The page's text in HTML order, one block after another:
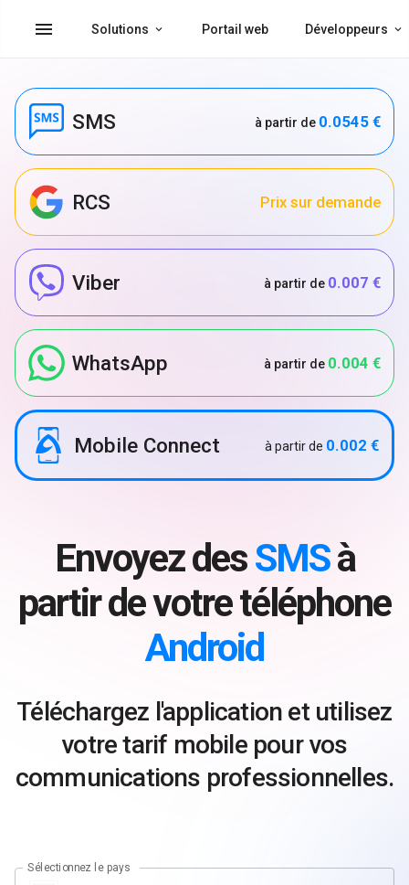
menu Solutions Portail web Développeurs
SMS à partir de 0.0545 €
RCS Prix sur demande
Viber à partir de 0.007 €
WhatsApp à partir de 0.004 €
Mobile Connect à partir de 0.002 €
Envoyez desSMSà
partir de votre téléphone
Android
Téléchargez l'application et utilisez
votre tarif mobile pour vos
communications professionnelles.
Sélectionnez le pays